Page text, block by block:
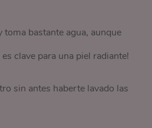
toma bastante agua, aunque
clave para una piel radiante!
sin antes haberte lavado las